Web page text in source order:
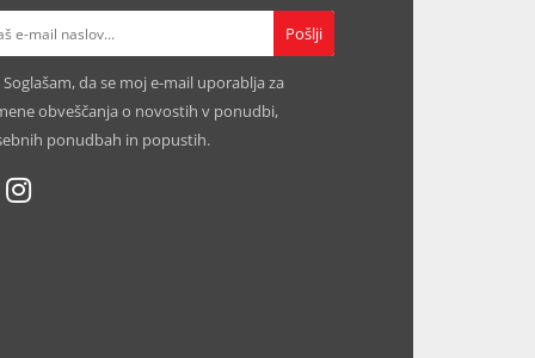
Soglašam, da se moj e-mail uporablja za
obveščanja o novostih v ponudbi,
ponudbah in popustih.